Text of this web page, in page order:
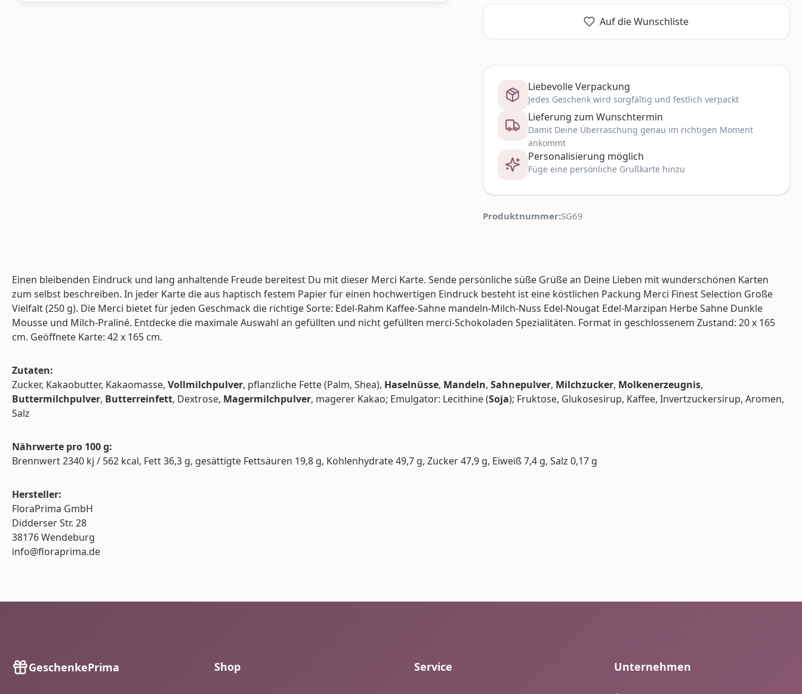
Auf die Wunschliste
Liebevolle Verpackung
Jedes Geschenk wird sorgfältig und festlich verpackt
Lieferung zum Wunschtermin
Damit Deine Überraschung genau im richtigen Moment
ankommt
Personalisierung möglich
Füge eine persönliche Grußkarte hinzu
Produktnummer:SG69
Einen bleibenden Eindruck und lang anhaltende Freude bereitest Du mit dieser Merci Karte. Sende persönliche süße Grüße an Deine Lieben mit wunderschönen Karten
zum selbst beschreiben. In jeder Karte die aus haptisch festem Papier für einen hochwertigen Eindruck besteht ist eine köstlichen Packung Merci Finest Selection Große
Vielfalt (250 g). Die Merci bietet für jeden Geschmack die richtige Sorte: Edel-Rahm Kaffee-Sahne mandeln-Milch-Nuss Edel-Nougat Edel-Marzipan Herbe Sahne Dunkle
Mousse und Milch-Praliné. Entdecke die maximale Auswahl an gefüllten und nicht gefüllten merci-Schokoladen Spezialitäten. Format in geschlossenem Zustand: 20 x 165
cm. Geöffnete Karte: 42 x 165 cm.
Zutaten:
Zucker, Kakaobutter, Kakaomasse, Vollmilchpulver, pflanzliche Fette (Palm, Shea), Haselnüsse, Mandeln, Sahnepulver, Milchzucker, Molkenerzeugnis,
Buttermilchpulver, Butterreinfett, Dextrose, Magermilchpulver, magerer Kakao; Emulgator: Lecithine (Soja); Fruktose, Glukosesirup, Kaffee, Invertzuckersirup, Aromen,
Salz
Nährwerte pro 100 g:
Brennwert 2340 kj / 562 kcal, Fett 36,3 g, gesättigte Fettsäuren 19,8 g, Kohlenhydrate 49,7 g, Zucker 47,9 g, Eiweiß 7,4 g, Salz 0,17 g
Hersteller:
FloraPrima GmbH
Didderser Str. 28
38176 Wendeburg
info@floraprima.de
GeschenkePrima Shop Service Unternehmen